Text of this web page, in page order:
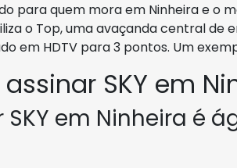
para quem mora em Ninheira e o
o Top, uma avaçanda central
em HDTV para 3 pontos. Um
SKY em
SKY em Ninheira é